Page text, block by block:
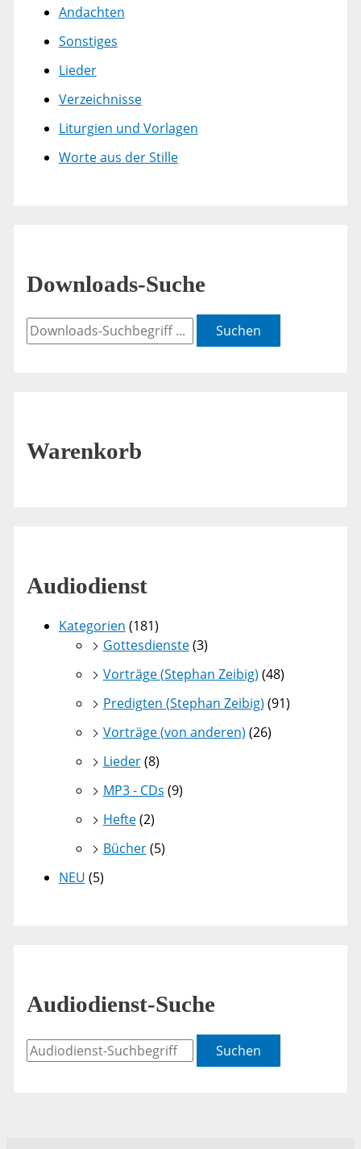
Andachten
Sonstiges
Lieder
Verzeichnisse
Liturgien und Vorlagen
Worte aus der Stille
Downloads-Suche
Suchen
Warenkorb
Audiodienst
Kategorien (181)
Gottesdienste(3)
Vorträge (Stephan Zeibig) (48)
Predigten (Stephan Zeibig) (91)
Vorträge (von anderen) (26)
Lieder(8)
MP3 - CDs (9)
Hefte(2)
Bücher(5)
NEU (5)
Audiodienst-Suche
Suchen